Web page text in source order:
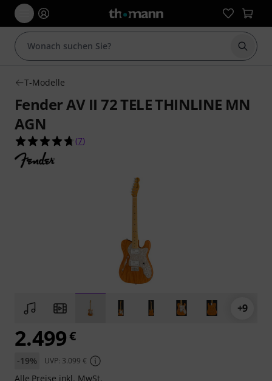
Suche
T-Modelle
Fender AV II 72 TELE THINLINE MN
AGN
4.7 von 5 Sternen aus 7 Kundenbewertungen
(7)
+9
2.499€
-19% UVP: 3.099 €
Alle Preise inkl. MwSt.